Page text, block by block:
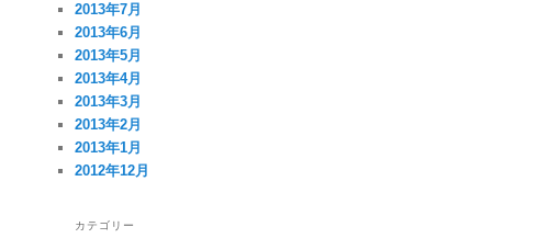
2013年7月
2013年6月
2013年5月
2013年4月
2013年3月
2013年2月
2013年1月
2012年12月
カテゴリー